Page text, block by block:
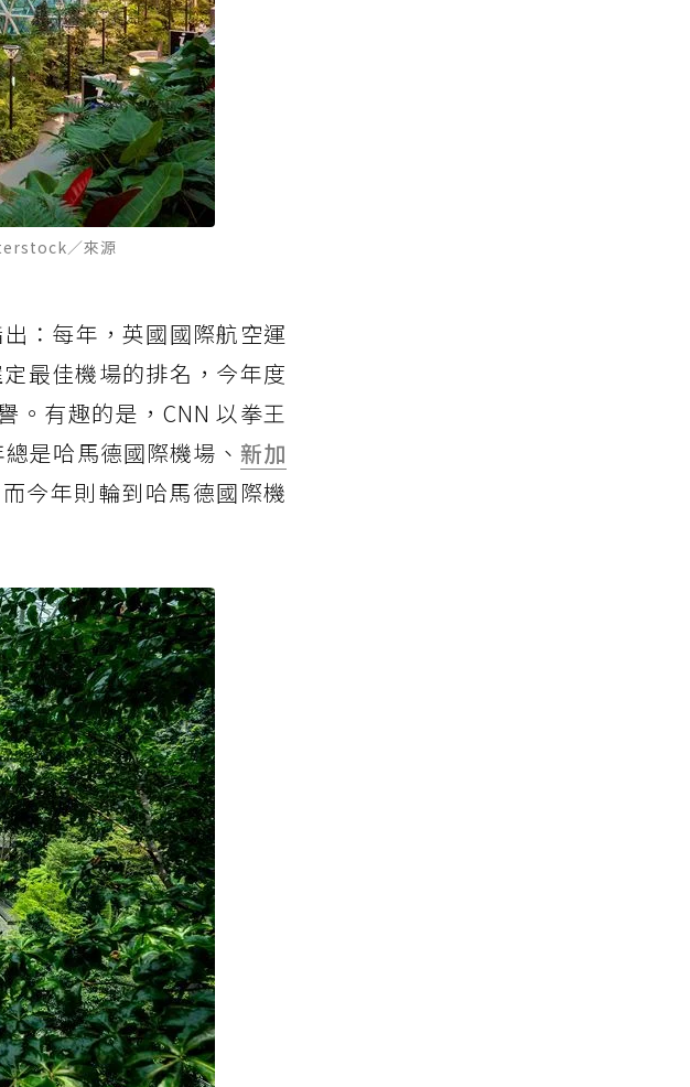
／來源
：每年，英國國際航空運
最佳機場的排名，今年度
。有趣的是，CNN 以拳王
是哈馬德國際機場、 新加
今年則輪到哈馬德國際機